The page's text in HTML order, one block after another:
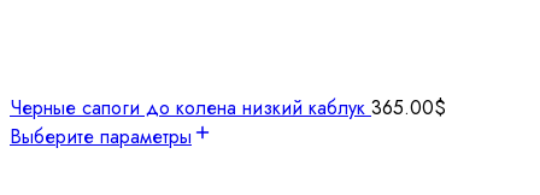
Черные сапоги до колена низкий каблук 365.00$
Выберите параметры